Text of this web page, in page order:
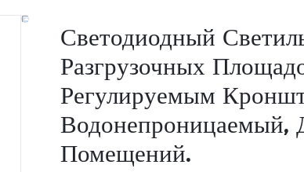
Светодиодный
Разгрузочных
Регулируемым
Водонепроницаемый,
Помещений.